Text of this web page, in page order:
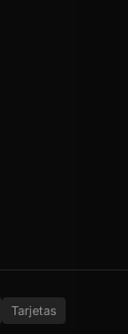
Tarjetas